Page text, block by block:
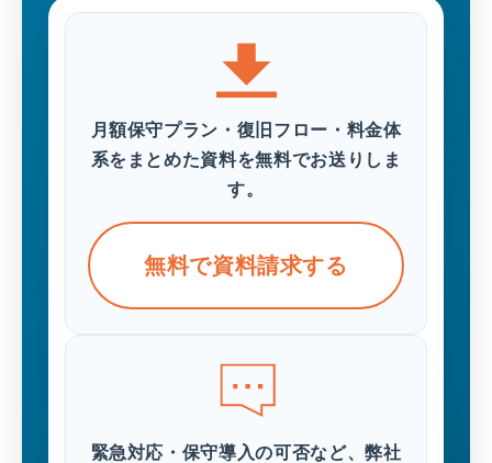
月額保守プラン・復旧フロー・料金体
系をまとめた資料を無料でお送りしま
す。
無料で資料請求する
緊急対応・保守導入の可否など、弊社